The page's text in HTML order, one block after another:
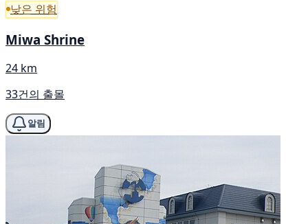
낮은 위험
Miwa Shrine
24 km
33건의 출몰
알림